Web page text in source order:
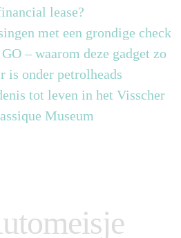
lease?
met een grondige check
– waarom deze gadget zo
is onder petrolheads
tot leven in het Visscher
Museum